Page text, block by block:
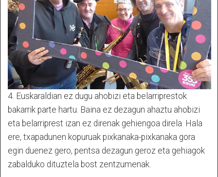
4. Euskaraldian ez dugu ahobizi eta belarriprestok
bakarrik parte hartu. Baina ez dezagun ahaztu ahobizi
eta belarriprest izan ez direnak gehiengoa direla. Hala
ere, txapadunen kopuruak pixkanaka-pixkanaka gora
egin duenez gero, pentsa dezagun geroz eta gehiagok
zabalduko dituztela bost zentzumenak.